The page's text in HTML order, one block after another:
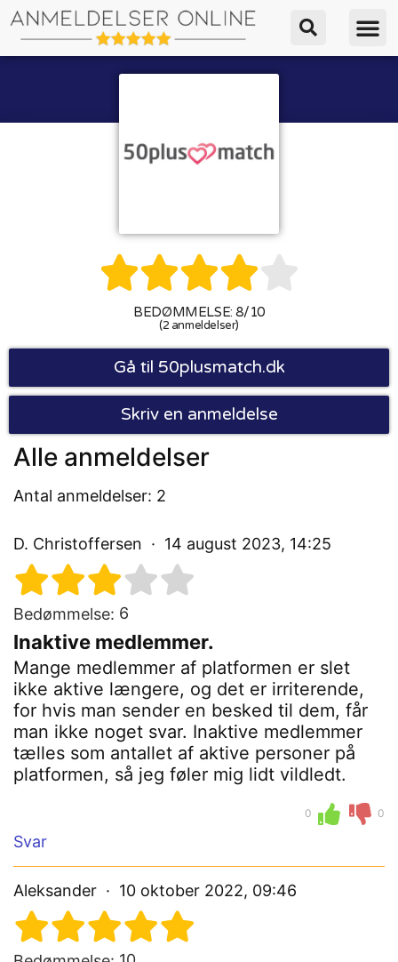

BEDØMMELSE: 8/10
(2 anmeldelser)
Gå til 50plusmatch.dk
Skriv en anmeldelse
Alle anmeldelser
Antal anmeldelser: 2
D. Christoffersen 14 august 2023, 14:25
Bedømmelse: 6
Inaktive medlemmer.
Mange medlemmer af platformen er slet
ikke aktive længere, og det er irriterende,
for hvis man sender en besked til dem, får
man ikke noget svar. Inaktive medlemmer
tælles som antallet af aktive personer på
platformen, så jeg føler mig lidt vildledt.
0 0
Svar
Aleksander 10 oktober 2022, 09:46